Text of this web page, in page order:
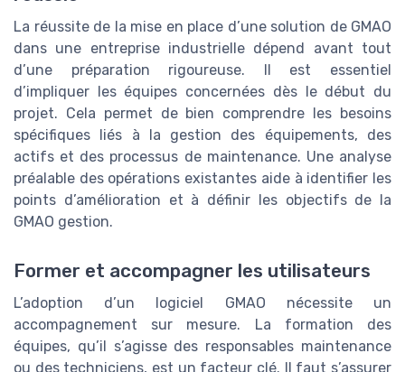
La réussite de la mise en place d’une solution de GMAO
dans une entreprise industrielle dépend avant tout
d’une préparation rigoureuse. Il est essentiel
d’impliquer les équipes concernées dès le début du
projet. Cela permet de bien comprendre les besoins
spécifiques liés à la gestion des équipements, des
actifs et des processus de maintenance. Une analyse
préalable des opérations existantes aide à identifier les
points d’amélioration et à définir les objectifs de la
GMAO gestion.
Former et accompagner les utilisateurs
L’adoption d’un logiciel GMAO nécessite un
accompagnement sur mesure. La formation des
équipes, qu’il s’agisse des responsables maintenance
ou des techniciens, est un facteur clé. Il faut s’assurer